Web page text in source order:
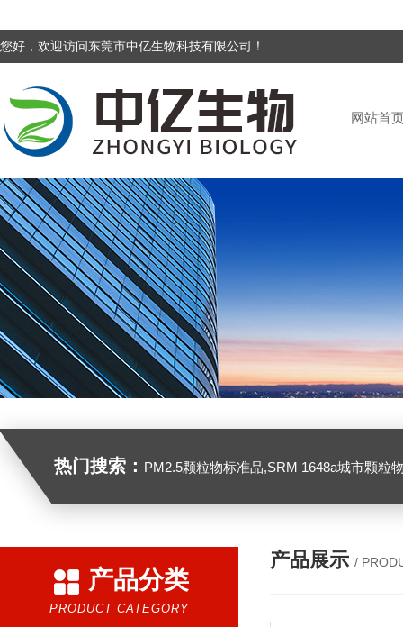
您好，欢迎访问东莞市中亿生物科技有限公司！
网站首
热门搜索： PM2.5颗粒物标准品,SRM 1648a城市颗粒物,SRM 1649B
产品分类
PRODUCT CATEGORY
产品展示 /